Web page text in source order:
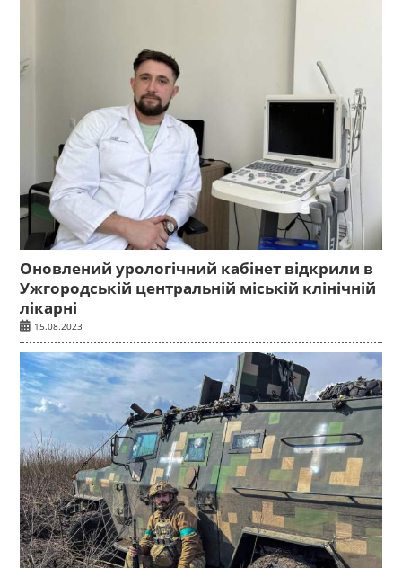
Оновлений урологічний кабінет відкрили в
Ужгородській центральній міській клінічній
лікарні
15.08.2023